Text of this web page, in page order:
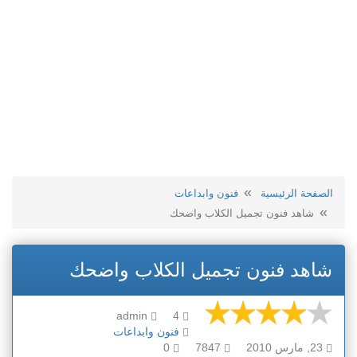
الصفحة الرئيسية
فنون وابداعات
شاهد فنون تجميل الكلاب واضحك
شاهد فنون تجميل الكلاب واضحك
4
فنون وابداعات